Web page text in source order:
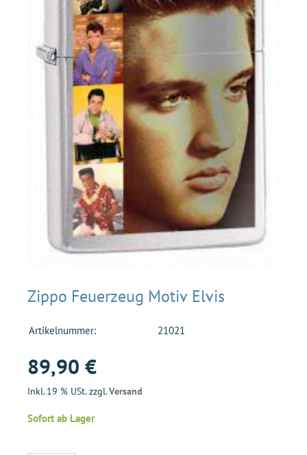
Zippo Feuerzeug Motiv Elvis
Artikelnummer: 21021
89,90 €
Inkl. 19 % USt. zzgl.Versand
Sofort ab Lager